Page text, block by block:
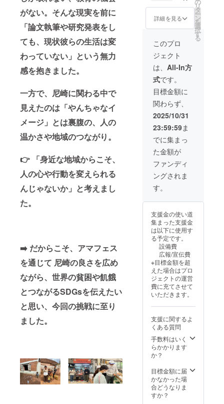
がない。そんな現実を前に
「論文執筆や研究発表をし
ても、現状彼らの生活は変
わっていない」という無力
感を抱きました。
一方で、尼崎に関わる中で
見えたのは「やんちゃなイ
メージ」とは裏腹の、人の
温かさや地域のつながり。
👉 「身近な地域からこそ、
人の心や行動を変えられる
んじゃないか」と考えまし
た。
➡️ だからこそ、アマフェス
を通じて 尼崎の良さを広め
ながら、世界の貧困や飢餓
とつながるSDGsを伝えたい
と思い、今回の挑戦に至り
ました。
ずつ取
材して
た、地
力が詰
まった
「甘
尼」雑
誌 2冊
オリジ
ナル作
成した
類 ・商
品サイ
ズ：
5cm×3
0cm
「甘
尼」雑
ズ：
30cm×
20cm
・雑誌
ページ
数：30
ペー
ジ こ
のリ
ターン
は
30,000
円のリ
ターン
商品に
なりま
す。甘
尼の冊
す。
す。 •
イベン
ト実施
報告
メール •
栗田ゼ
ミ生が
インド
ネシ
ア・バ
リ島で
オリジ
ナル制
作した
お香3種
類セッ
ト • ゼ
ミ生が
一店舗
ずつ取
材して
た、地
力が詰
まった
「甘
尼」雑
誌 3冊
オリジ
ナル作
成した
お香2種
類 ・商
品サイ
ズ：
0cm
「甘
尼」雑
誌 ・商
品サイ
30cm×
20cm
・雑誌
ページ
詳細を見る
の
リ
タ
ー
ン
を
選
択
す
る
このプロ
ジェクト
は、 All-In方
式です。
目標金額に
関わらず、
2025/10/31
23:59:59ま
でに集まっ
た金額が
ファンディ
ングされま
す。
支援金の使い道
集まった支援金
は以下に使用す
る予定です。
設備費
広報/宣伝費
※目標金額を超
えた場合はプロ
ジェクトの運営
費に充てさせて
いただきます。
支援に関するよ
くある質問
手数料はいく
らかかります
か？
目標金額に届
かなかった場
合どうなりま
すか？